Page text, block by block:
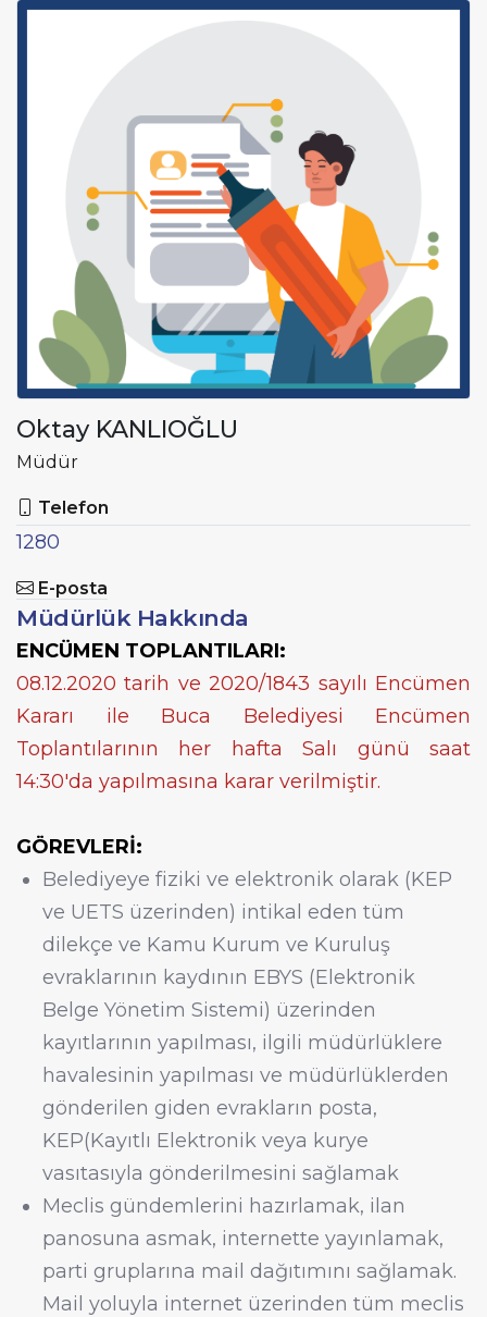
Oktay KANLIOĞLU
Müdür
Telefon
1280
E-posta
Müdürlük Hakkında
ENCÜMEN TOPLANTILARI:
08.12.2020 tarih ve 2020/1843 sayılı Encümen
Kararı ile Buca Belediyesi Encümen
Toplantılarının her hafta Salı günü saat
14:30'da yapılmasına karar verilmiştir.
GÖREVLERİ:
Belediyeye fiziki ve elektronik olarak (KEP
ve UETS üzerinden) intikal eden tüm
dilekçe ve Kamu Kurum ve Kuruluş
evraklarının kaydının EBYS (Elektronik
Belge Yönetim Sistemi) üzerinden
kayıtlarının yapılması, ilgili müdürlüklere
havalesinin yapılması ve müdürlüklerden
gönderilen giden evrakların posta,
KEP(Kayıtlı Elektronik veya kurye
vasıtasıyla gönderilmesini sağlamak
Meclis gündemlerini hazırlamak, ilan
panosuna asmak, internette yayınlamak,
parti gruplarına mail dağıtımını sağlamak.
Mail yoluyla internet üzerinden tüm meclis